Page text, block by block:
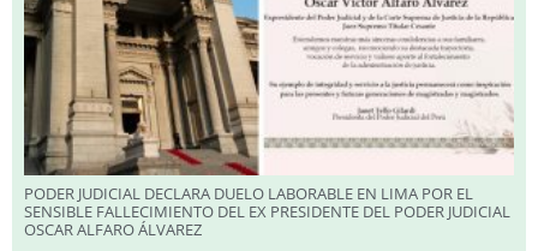
PODER JUDICIAL DECLARA DUELO LABORABLE EN LIMA POR EL
SENSIBLE FALLECIMIENTO DEL EX PRESIDENTE DEL PODER JUDICIAL
OSCAR ALFARO ÁLVAREZ